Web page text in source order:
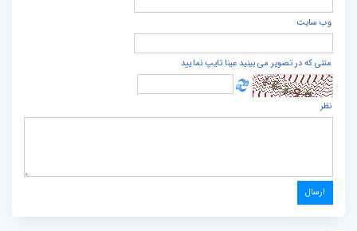
وب سایت
متنی که در تصویر می بینید عینا تایپ نمایید
نظر